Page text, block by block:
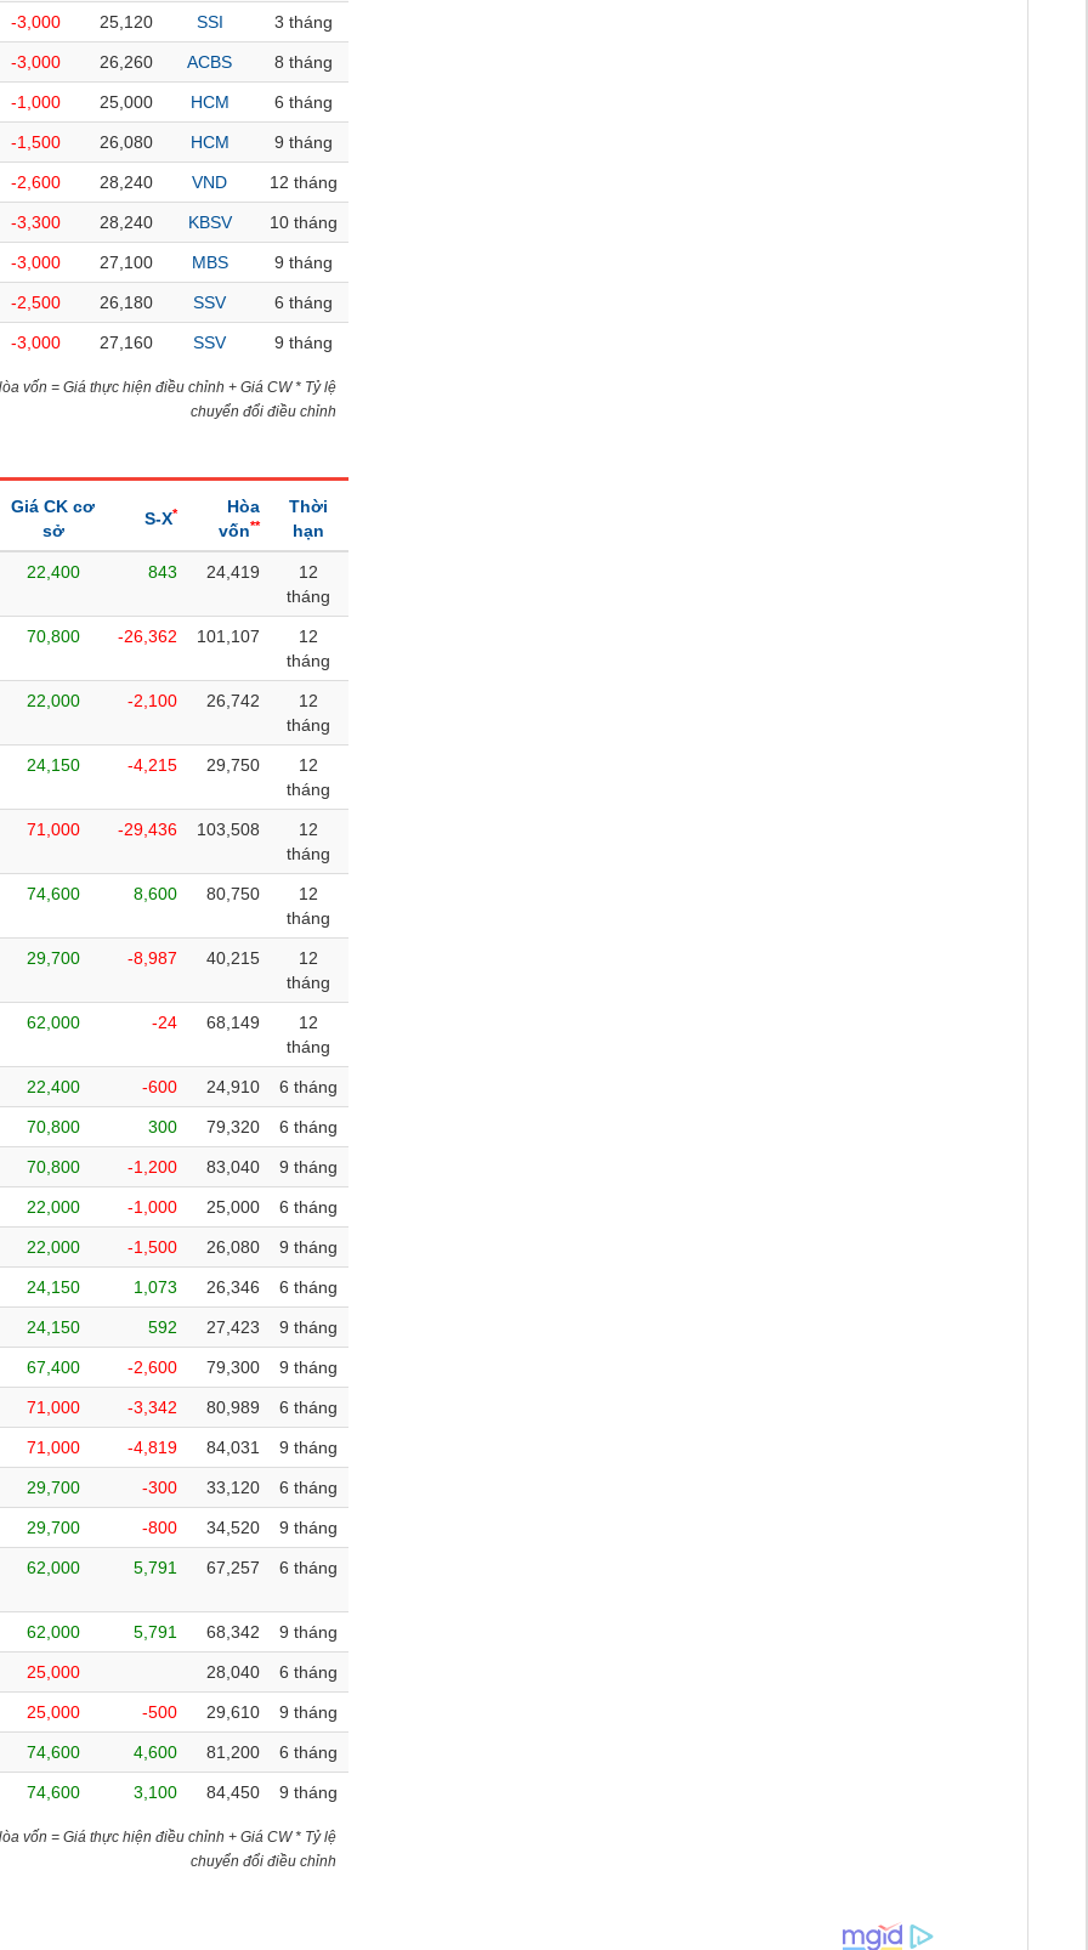
-3,000 25,120 SSI 3 tháng
-3,000 26,260 ACBS 8 tháng
-1,000 25,000 HCM 6 tháng
-1,500 26,080 HCM 9 tháng
-2,600 28,240 VND 12 tháng
-3,300 28,240 KBSV 10 tháng
-3,000 27,100 MBS 9 tháng
-2,500 26,180 SSV 6 tháng
-3,000 27,160 SSV 9 tháng
vốn = Giá thực hiện điều chỉnh + Giá CW * Tỷ lệ
chuyển đổi điều chỉnh
Giá CK cơ
sở
S-X*
Hòa
vốn**
Thời
hạn
22,400 843 24,419
12
tháng
70,800 -26,362 101,107
12
tháng
22,000 -2,100 26,742
12
tháng
24,150 -4,215 29,750
12
tháng
71,000 -29,436 103,508
12
tháng
74,600 8,600 80,750
12
tháng
29,700 -8,987 40,215
12
tháng
62,000 -24 68,149
12
tháng
22,400 -600 24,910 6 tháng
70,800 300 79,320 6 tháng
70,800 -1,200 83,040 9 tháng
22,000 -1,000 25,000 6 tháng
22,000 -1,500 26,080 9 tháng
24,150 1,073 26,346 6 tháng
24,150 592 27,423 9 tháng
67,400 -2,600 79,300 9 tháng
71,000 -3,342 80,989 6 tháng
71,000 -4,819 84,031 9 tháng
29,700 -300 33,120 6 tháng
29,700 -800 34,520 9 tháng
62,000 5,791 67,257 6 tháng
62,000 5,791 68,342 9 tháng
25,000 28,040 6 tháng
25,000 -500 29,610 9 tháng
74,600 4,600 81,200 6 tháng
74,600 3,100 84,450 9 tháng
vốn = Giá thực hiện điều chỉnh + Giá CW * Tỷ lệ
chuyển đổi điều chỉnh